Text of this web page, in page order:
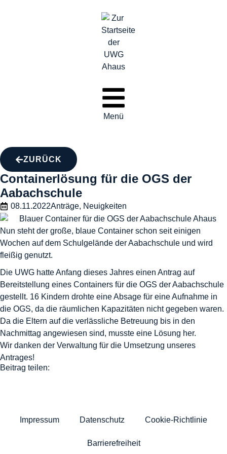
Menü
ZURÜCK
Containerlösung für die OGS der
Aabachschule
08.11.2022Anträge, Neuigkeiten
Nun steht der große, blaue Container schon seit einigen
Wochen auf dem Schulgelände der Aabachschule und wird
fleißig genutzt.
Die UWG hatte Anfang dieses Jahres einen Antrag auf
Bereitstellung eines Containers für die OGS der Aabachschule
gestellt. 16 Kindern drohte eine Absage für eine Aufnahme in
die OGS, da die räumlichen Kapazitäten nicht gegeben waren.
Da die Eltern auf die verlässliche Betreuung bis in den
Nachmittag angewiesen sind, musste eine Lösung her.
Wir danken der Verwaltung für die Umsetzung unseres
Antrages!
Beitrag teilen:
Impressum Datenschutz Cookie-Richtlinie
Barrierefreiheit